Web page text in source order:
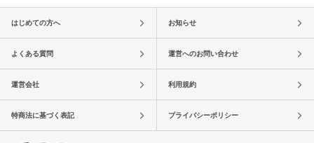
はじめての方へ お知らせ
よくある質問 運営へのお問い合わせ
運営会社 利用規約
特商法に基づく表記 プライバシーポリシー